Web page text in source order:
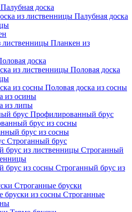
Палубная доска
Палубная доска
Планкен из
доска
Половая доска
Половая доска из сосны
из осины
из липы
Профилированный брус
брус из сосны
Строганный брус
Строганный
Строганный брус из
Строганные бруски
Строганные